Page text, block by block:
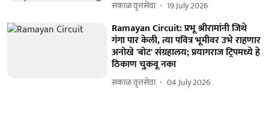
सकाळ वृत्तसेवा 19 July 2026
Ramayan Circuit: प्रभू श्रीरामांनी जिथे
गंगा पार केली, त्या पवित्र भूमीवर उभे राहणार
अनोखे 'बोट' संग्रहालय; प्रयागराज ट्रिपमध्ये हे
ठिकाण चुकवू नका
सकाळ वृत्तसेवा 04 July 2026